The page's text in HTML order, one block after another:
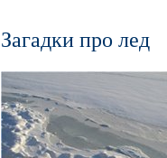
Загадки про лед